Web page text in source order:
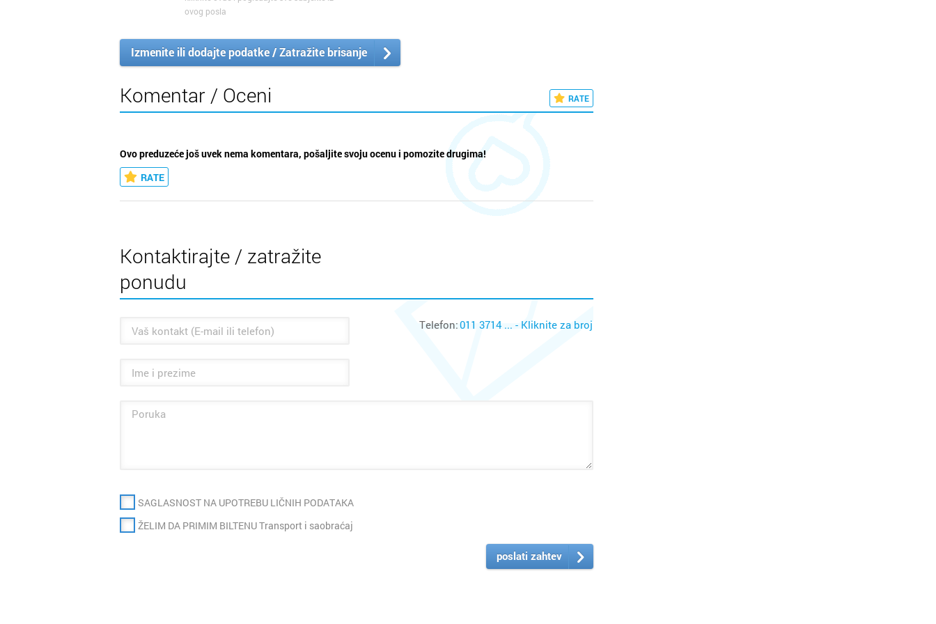
ovog posla
Izmenite ili dodajte podatke / Zatražite brisanje
Komentar / Oceni RATE
Ovo preduzeće još uvek nema komentara, pošaljite svoju ocenu i pomozite drugima!
RATE
Kontaktirajte / zatražite
ponudu
Telefon:011 3714 ... - Kliknite za broj
SAGLASNOST NA UPOTREBU LIČNIH PODATAKA
ŽELIM DA PRIMIM BILTENU Transport i saobraćaj
poslati zahtev